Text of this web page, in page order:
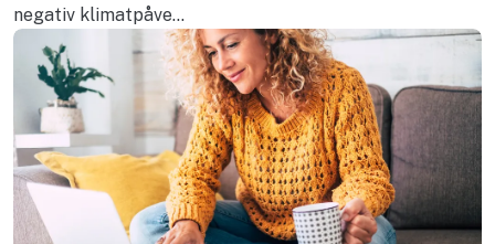
negativ klimatpåve...